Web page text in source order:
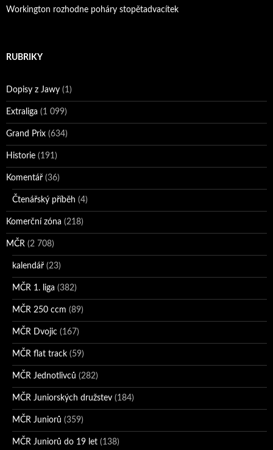
Workington rozhodne poháry stopětadvacítek
RUBRIKY
Dopisy z Jawy (1)
Extraliga (1 099)
Grand Prix (634)
Historie (191)
Komentář (36)
Čtenářský příběh (4)
Komerční zóna (218)
MČR (2 708)
kalendář (23)
MČR 1. liga (382)
MČR 250 ccm (89)
MČR Dvojic (167)
MČR flat track (59)
MČR Jednotlivců (282)
MČR Juniorských družstev (184)
MČR Juniorů (359)
MČR Juniorů do 19 let (138)